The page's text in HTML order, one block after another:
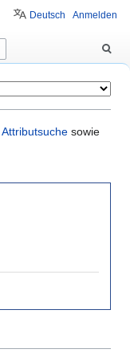
Attributsuche sowie
Deutsch Anmelden